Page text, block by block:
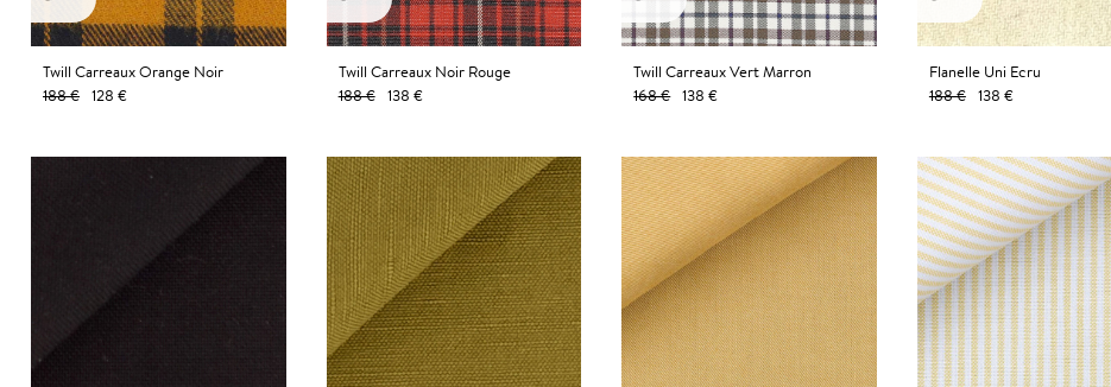
Twill Carreaux Orange Noir
188 € 128 €
Twill Carreaux Noir Rouge
188 €
138 €
Twill Carreaux Vert Marron
168 € 138 €
Flanelle Uni Ecru
188 € 138 €